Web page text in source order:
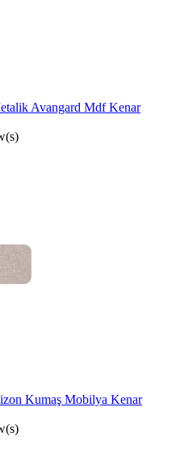
Avangard Mdf Kenar
Kumaş Mobilya Kenar